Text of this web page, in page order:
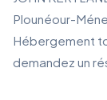
Plounéour-
Hébergement
demandez un